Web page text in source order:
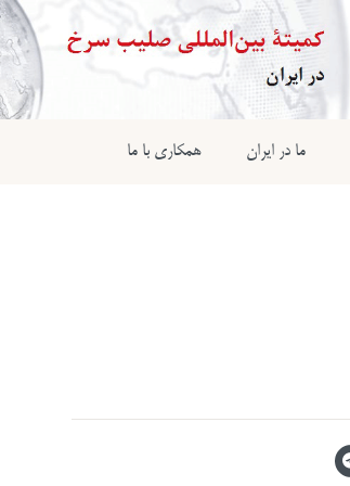
ما در ایران همکاری با ما